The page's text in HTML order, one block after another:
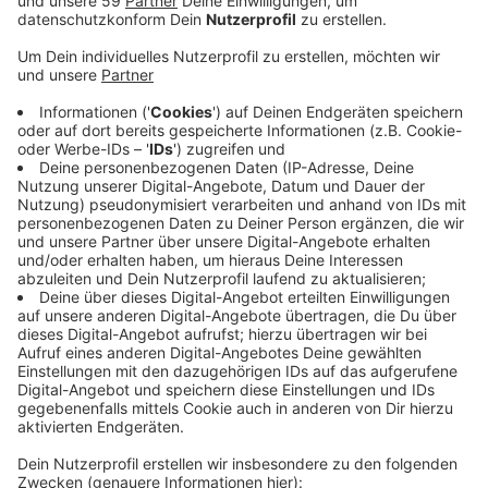
drei und etwas mehr als fünf Jahren gegen die Männer
Angeklagter erhielt eine Bewährungsstrafe - er war nur
als Helfer dabei. Ja, die Männer haben eine Schein-
Spedition gegründet, um große Mengen Supermarkt-
Waren zu ergaunern. Dazu hatten sie sich unter dem
Namen einer echten Spedition aus Bremen bei einer
Online-Frachtbörse angemeldet. Dort sollen sie
Angeboten für den Transport von Supermarkt-Waren
abgegeben haben. Mehrfach bekamen sie den
Zuschlag - beispielsweise für Schokolade, Stahl oder
Waschmittel. In Neuss zum Beispiel sollen sie
tonnenweise Milchprodukte und Fruchtsäfte abgeholt
und dann günstig weiterverkauft haben. Unter der
Hand im Restpostenhandel. Der Schaden liegt laut
Gericht bei 800.000 Euro.